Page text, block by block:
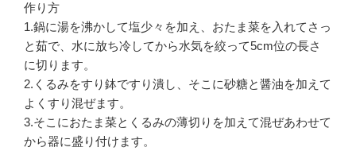
作り方
1.鍋に湯を沸かして塩少々を加え、おたま菜を入れてさっ
と茹で、水に放ち冷してから水気を絞って5cm位の長さ
に切ります。
2.くるみをすり鉢ですり潰し、そこに砂糖と醤油を加えて
よくすり混ぜます。
3.そこにおたま菜とくるみの薄切りを加えて混ぜあわせて
から器に盛り付けます。